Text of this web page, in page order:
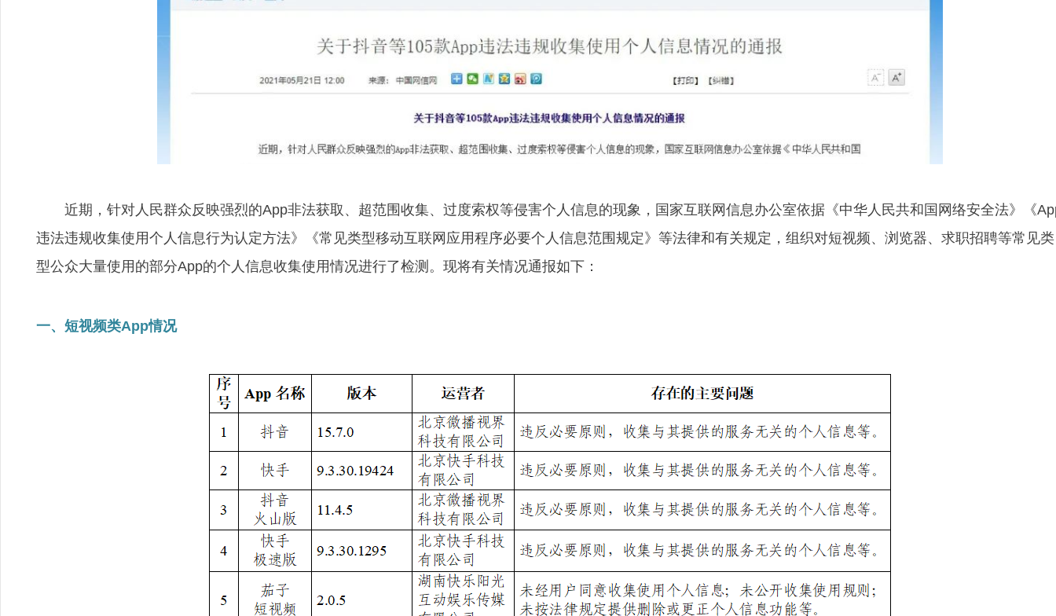
近期，针对人民群众反映强烈的App非法获取、超范围收集、过度索权等侵害个人信息的现象，国家互联网信息办公室依据《中华人民共和国网络安全法》《
违法违规收集使用个人信息行为认定方法》《常见类型移动互联网应用程序必要个人信息范围规定》等法律和有关规定，组织对短视频、浏览器、求职招聘等常见类
型公众大量使用的部分App的个人信息收集使用情况进行了检测。现将有关情况通报如下：
一、短视频类App情况